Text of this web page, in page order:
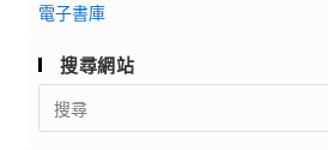
電子書庫
搜尋網站
Search
for: